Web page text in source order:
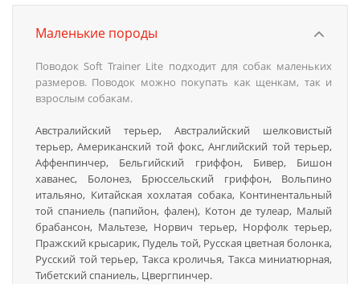
Маленькие породы
Поводок Soft Trainer Lite подходит для собак маленьких
размеров. Поводок можно покупать как щенкам, так и
взрослым собакам.
Австралийский терьер, Австралийский шелковистый
терьер, Американский той фокс, Английский той терьер,
Аффенпинчер, Бельгийский гриффон, Бивер, Бишон
хаванес, Болонез, Брюссельский гриффон, Вольпино
итальяно, Китайская хохлатая собака, Континентальный
той спаниель (папийон, фален), Котон де тулеар, Малый
брабансон, Мальтезе, Норвич терьер, Норфолк терьер,
Пражский крысарик, Пудель той, Русская цветная болонка,
Русский той терьер, Такса кроличья, Такса миниатюрная,
Тибетский спаниель, Цвергпинчер.